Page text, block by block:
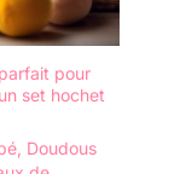
pour
set hochet
Doudous